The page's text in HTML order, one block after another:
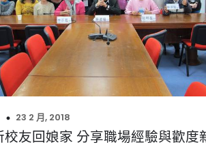
23 2 月, 2018
校友回娘家 分享職場經驗與歡度